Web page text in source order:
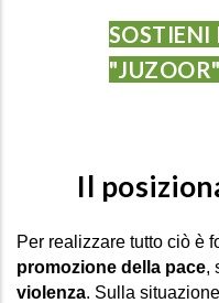
SOSTIENI
"JUZOOR"
Il
Per realizzare tutto ciò è
promozione della pace,
violenza